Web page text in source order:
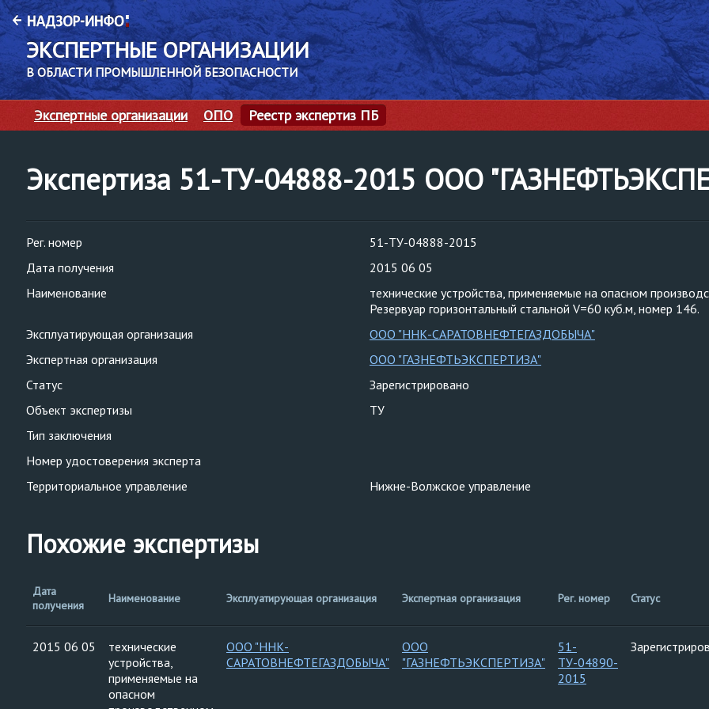
ЭКСПЕРТНЫЕ ОРГАНИЗАЦИИ
В ОБЛАСТИ ПРОМЫШЛЕННОЙ БЕЗОПАСНОСТИ
Экспертные организации ОПО Реестр экспертиз ПБ
Экспертиза 51-ТУ-04888-2015 ООО
Рег. номер
51-ТУ-04888-2015
Дата получения
2015 06 05
Наименование
технические устройства, применяемые на опасном
Резервуар горизонтальный стальной V=60 куб.м, номер 146.
Эксплуатирующая организация
ООО "ННК-САРАТОВНЕФТЕГАЗДОБЫЧА"
Экспертная организация
ООО "ГАЗНЕФТЬЭКСПЕРТИЗА"
Статус
Зарегистрировано
Объект экспертизы
ТУ
Тип заключения
Номер удостоверения эксперта
Территориальное управление
Нижне-Волжское управление
Похожие экспертизы
Дата
получения
Наименование Эксплуатирующая организация Экспертная организация Рег. номер Статус
2015 06 05
технические
устройства,
применяемые на
опасном
ООО "ННК-
САРАТОВНЕФТЕГАЗДОБЫЧА"
ООО
"ГАЗНЕФТЬЭКСПЕРТИЗА"
51-
ТУ-04890-
2015